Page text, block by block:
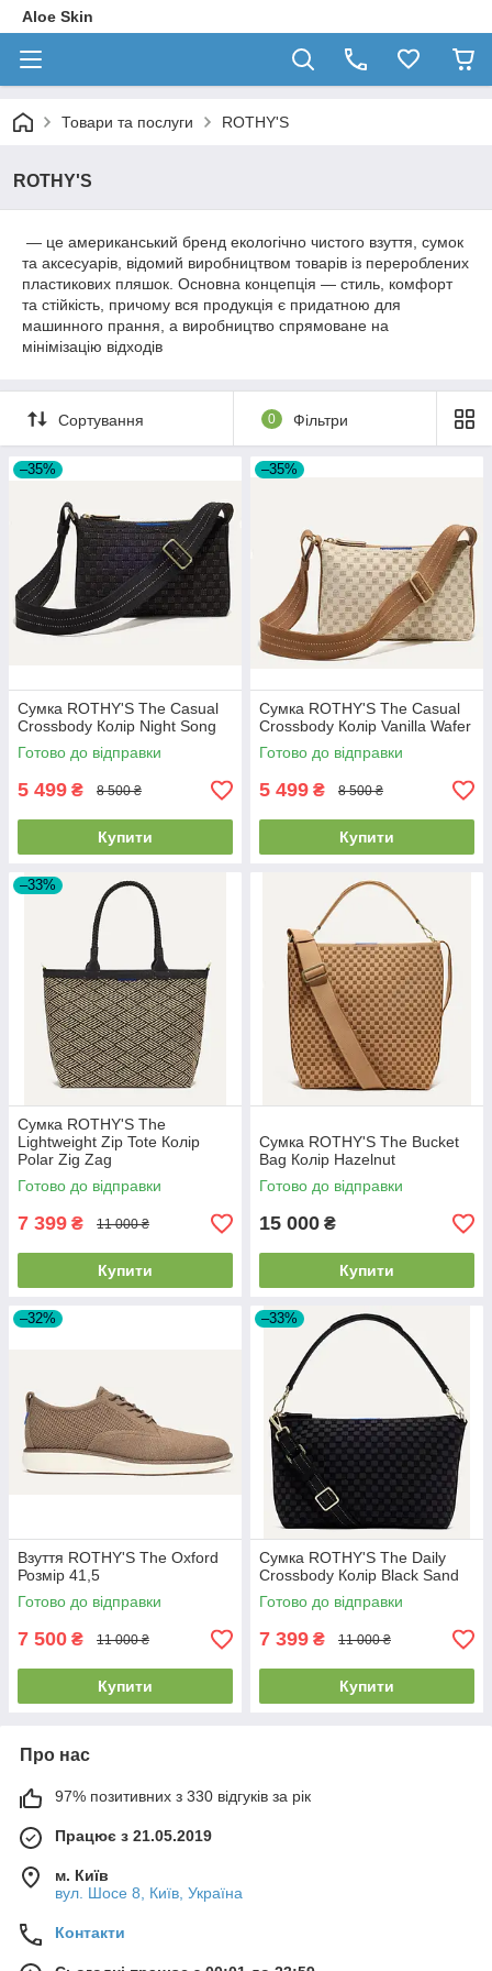
Aloe Skin
Товари та послуги ROTHY'S
ROTHY'S
— це американський бренд екологічно чистого взуття, сумок
та аксесуарів, відомий виробництвом товарів із перероблених
пластикових пляшок. Основна концепція — стиль, комфорт
та стійкість, причому вся продукція є придатною для
машинного прання, а виробництво спрямоване на
мінімізацію відходів
Сортування 0 Фільтри
–35%
Сумка ROTHY'S The Casual
Crossbody Колір Night Song
Готово до відправки
5 499 ₴ 8 500 ₴
Купити
–35%
Сумка ROTHY'S The Casual
Crossbody Колір Vanilla Wafer
Готово до відправки
5 499 ₴ 8 500 ₴
Купити
–33%
Сумка ROTHY'S The
Lightweight Zip Tote Колір
Polar Zig Zag
Готово до відправки
7 399 ₴ 11 000 ₴
Купити
Сумка ROTHY'S The Bucket
Bag Колір Hazelnut
Готово до відправки
15 000 ₴
Купити
–32%
Взуття ROTHY'S The Oxford
Розмір 41,5
Готово до відправки
7 500 ₴ 11 000 ₴
Купити
–33%
Сумка ROTHY'S The Daily
Crossbody Колір Black Sand
Готово до відправки
7 399 ₴ 11 000 ₴
Купити
Про нас
97% позитивних з 330 відгуків за рік
Працює з 21.05.2019
м. Київ
вул. Шосе 8, Київ, Україна
Контакти